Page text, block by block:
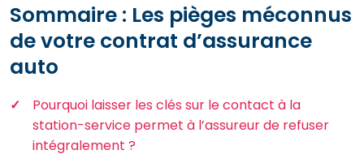
Sommaire : Les pièges méconnus
de votre contrat d’assurance
auto
Pourquoi laisser les clés sur le contact à la
station-service permet à l’assureur de refuser
intégralement ?